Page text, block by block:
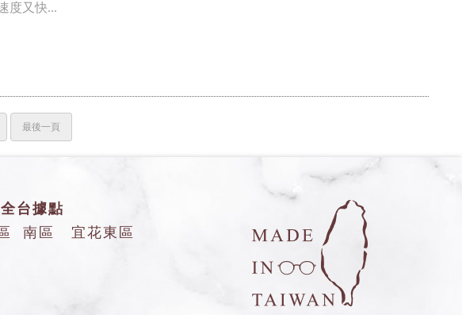
度又快...
最後一頁
台據點
南區 宜花東區